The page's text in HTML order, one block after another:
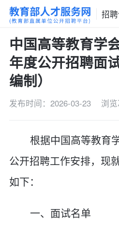
招
中国高等教育学
年度公开招聘面
编制）
发布时间：2026-03-23 浏
根据中国高等教育
公开招聘工作安排，现
如下：
一、面试名单